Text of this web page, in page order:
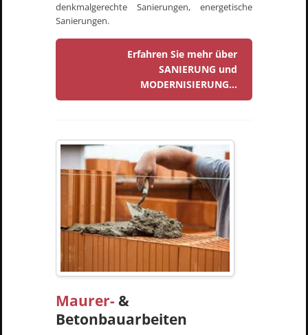
denkmalgerechte Sanierungen, energetische
Sanierungen.
Erfahren Sie mehr über
SANIERUNG und
MODERNISIERUNG...
Maurer-&
Betonbauarbeiten